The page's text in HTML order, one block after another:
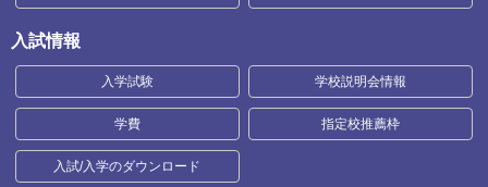
入試情報
入学試験 学校説明会情報
学費 指定校推薦枠
入試/入学のダウンロード